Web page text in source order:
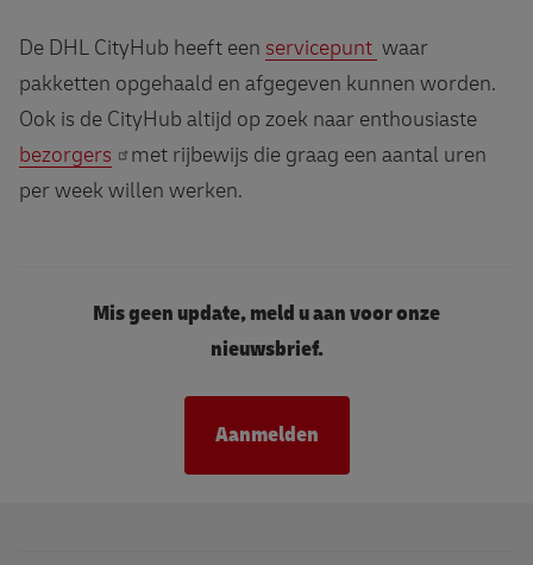
De DHL CityHub heeft een servicepunt waar
pakketten opgehaald en afgegeven kunnen worden.
Ook is de CityHub altijd op zoek naar enthousiaste
bezorgers
met rijbewijs die graag een aantal uren
per week willen werken.
Mis geen update, meld u aan voor onze
nieuwsbrief.
Aanmelden